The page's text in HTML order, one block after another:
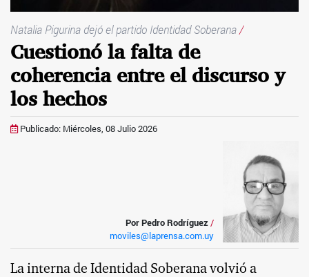
Natalia Pigurina dejó el partido Identidad Soberana/
Cuestionó la falta de
coherencia entre el discurso y
los hechos
Publicado: Miércoles, 08 Julio 2026
Por Pedro Rodríguez /
moviles@laprensa.com.uy
La interna de Identidad Soberana volvió a